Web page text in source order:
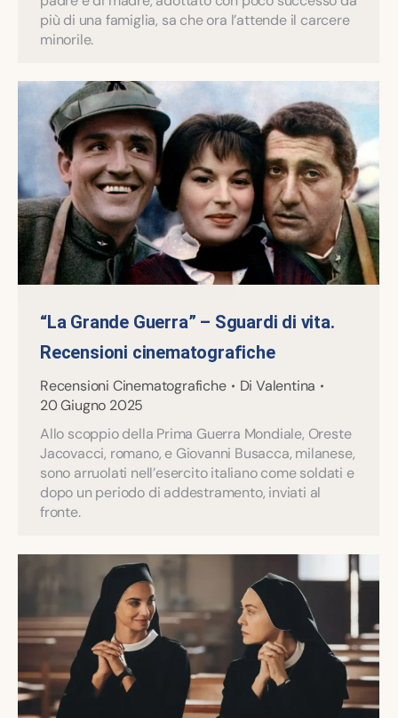
più di una famiglia, sa che ora l’attende il carcere
minorile.
“La Grande Guerra” – Sguardi di vita.
Recensioni cinematografiche
Recensioni Cinematografiche DiValentina
20 Giugno 2025
Allo scoppio della Prima Guerra Mondiale, Oreste
Jacovacci, romano, e Giovanni Busacca, milanese,
sono arruolati nell’esercito italiano come soldati e
dopo un periodo di addestramento, inviati al
fronte.